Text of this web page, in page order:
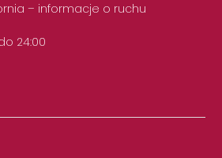
– informacje o ruchu
24:00